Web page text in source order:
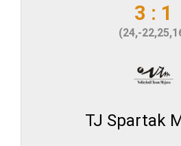
3 : 1
(24,-
TJ Spartak